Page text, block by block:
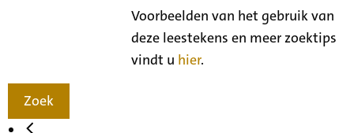
Voorbeelden van het gebruik van
deze leestekens en meer zoektips
vindt u hier.
Zoek